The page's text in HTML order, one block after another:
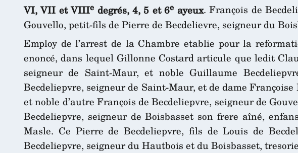
VI, VII et VIIIe degrés, 4, 5 et 6e ayeux. François de
Gouvello, petit-fils de Pierre de Becdelievre, seigneur du
Employ de l’arrest de la Chambre etablie pour la
enoncé, dans lequel Gillonne Costard articule que ledit
seigneur de Saint-Maur, et noble Guillaume
Becdeliepvre, seigneur de Saint-Maur, et de dame
et noble d’autre François de Becdeliepvre, seigneur de
Becdeliepvre, seigneur de Boisbasset son frere aîné,
Masle. Ce Pierre de Becdeliepvre, fils de Louis de
Becdeliepvre, seigneur du Hautbois et du Boisbasset,